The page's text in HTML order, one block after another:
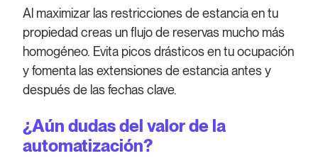
Al maximizar las restricciones de estancia en tu
propiedad creas un flujo de reservas mucho más
homogéneo. Evita picos drásticos en tu ocupación
y fomenta las extensiones de estancia antes y
después de las fechas clave.
¿Aún dudas del valor de la
automatización?